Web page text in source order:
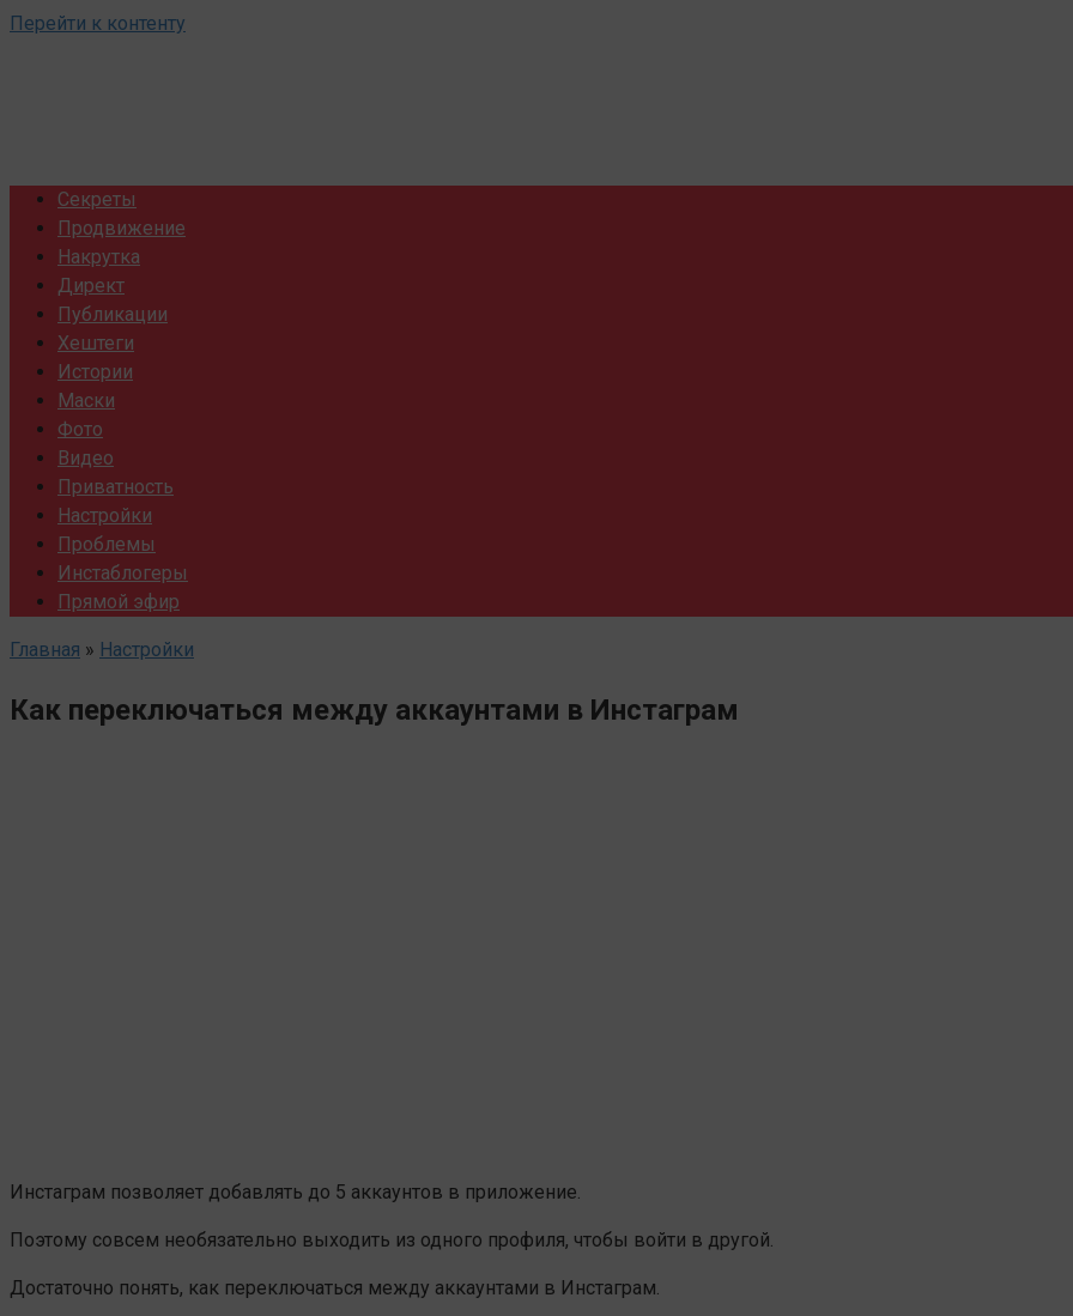
Перейти к контенту
Секреты
Продвижение
Накрутка
Директ
Публикации
Хештеги
Истории
Маски
Фото
Видео
Приватность
Настройки
Проблемы
Инстаблогеры
Прямой эфир
Главная » Настройки
Как переключаться между аккаунтами в Инстаграм
Инстаграм позволяет добавлять до 5 аккаунтов в приложение.
Поэтому совсем необязательно выходить из одного профиля, чтобы войти в другой.
Достаточно понять, как переключаться между аккаунтами в Инстаграм.